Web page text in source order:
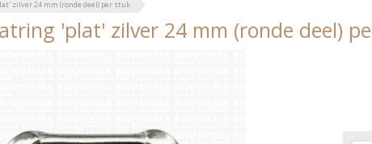
zilver 24 mm (ronde deel) per stuk
'plat' zilver 24 mm (ronde deel)